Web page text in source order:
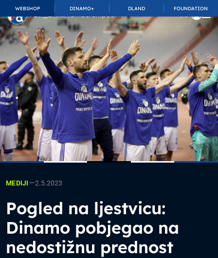
WEBSHOP DINAMO+ DLAND FOUNDATION
TOP_BAR.MembershipSuffix
MEDIJI—2.5.2023
Pogled na ljestvicu:
Dinamo pobjegao na
nedostižnu prednost